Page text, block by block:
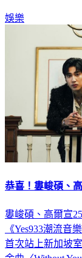
娛樂
恭喜！婁峻碩、
婁峻碩、高爾宣
《Yes933潮流音
首次站上新加坡